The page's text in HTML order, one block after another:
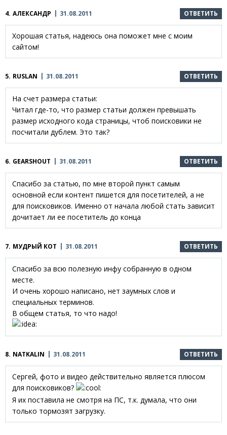
4. АЛЕКСАНДР 31.08.2011 ОТВЕТИТЬ
Хорошая статья, надеюсь она поможет мне с моим
сайтом!
5. RUSLAN 31.08.2011 ОТВЕТИТЬ
На счет размера статьи:
Читал где-то, что размер статьи должен превышать
размер исходного кода страницы, чтоб поисковики не
посчитали дублем. Это так?
6. GEARSHOUT 31.08.2011 ОТВЕТИТЬ
Спасибо за статью, по мне второй пункт самым
основной если контент пишется для посетителей, а не
для поисковиков. Именно от начала любой стать зависит
дочитает ли ее посетитель до конца
7. МУДРЫЙ КОТ 31.08.2011 ОТВЕТИТЬ
Спасибо за всю полезную инфу собранную в одном
месте.
И очень хорошо написано, нет заумных слов и
специальных терминов.
В общем статья, то что надо!
8. NATKALIN 31.08.2011 ОТВЕТИТЬ
Сергей, фото и видео действительно является плюсом
для поисковиков?
Я их поставила не смотря на ПС, т.к. думала, что они
только тормозят загрузку.